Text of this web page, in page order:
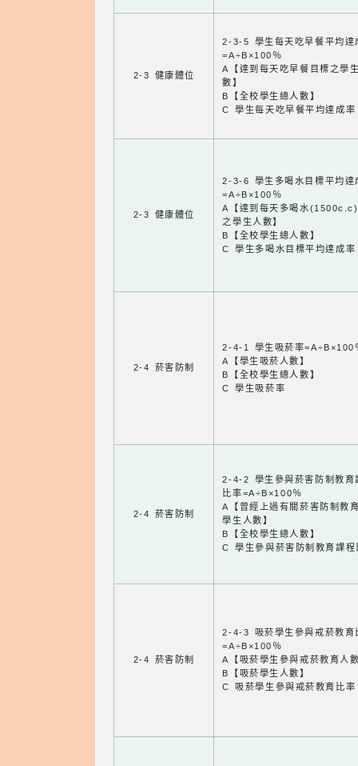
2-3 健康體位
2-3-5 學生每天吃早餐平均達
=A÷B×100％
A【達到每天吃早餐目標之學
數】
B【全校學生總人數】
C 學生每天吃早餐平均達成率
2-3 健康體位
2-3-6 學生多喝水目標平均達
=A÷B×100％
A【達到每天多喝水
之學生人數】
B【全校學生總人數】
C 學生多喝水目標平均達成率
2-4 菸害防制
2-4-1 學生吸菸率=A÷B×100
A【學生吸菸人數】
B【全校學生總人數】
C 學生吸菸率
2-4 菸害防制
2-4-2 學生參與菸害防制教育
比率=A÷B×100％
A【曾經上過有關菸害防制教
學生人數】
B【全校學生總人數】
C 學生參與菸害防制教育課程
2-4 菸害防制
2-4-3 吸菸學生參與戒菸教育
=A÷B×100％
A【吸菸學生參與戒菸教育人
B【吸菸學生人數】
C 吸菸學生參與戒菸教育比率